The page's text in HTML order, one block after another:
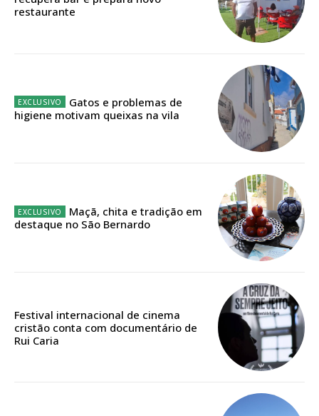
ASSINATURA
Edição em papel entregue à Quinta-feira em sua
Acesso aos conteúdos Exclusivos para
assinantes
restaurante
Gatos e problemas de
higiene motivam queixas na vila
Maçã, chita e tradição em
destaque no São Bernardo
Festival internacional de cinema
cristão conta com documentário de
Rui Caria